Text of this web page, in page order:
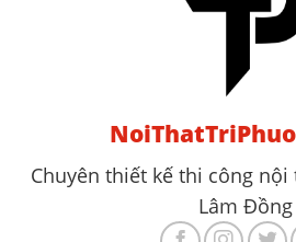
Chuyên thiết kế thi công
Lâm Đồng